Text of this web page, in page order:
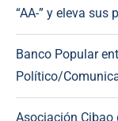
“AA-” y eleva sus
Banco Popular
Político/
Asociación Cibao